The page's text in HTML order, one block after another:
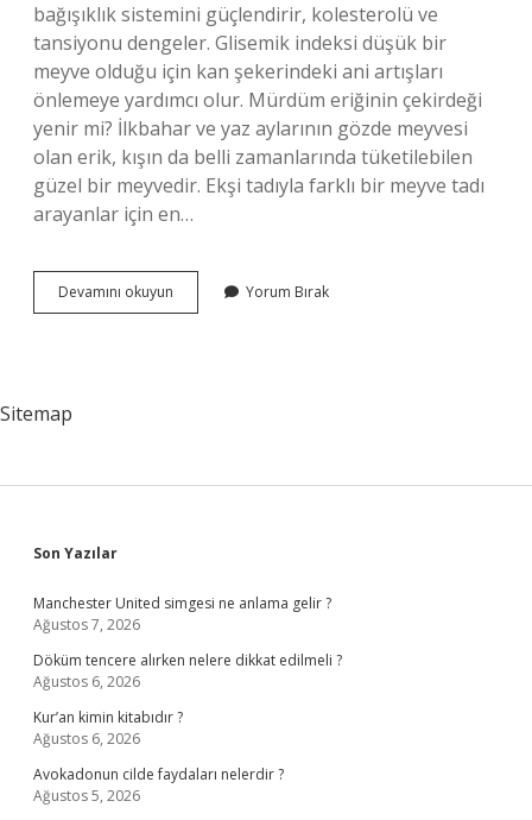
bağışıklık sistemini güçlendirir, kolesterolü ve
tansiyonu dengeler. Glisemik indeksi düşük bir
meyve olduğu için kan şekerindeki ani artışları
önlemeye yardımcı olur. Mürdüm eriğinin çekirdeği
yenir mi? İlkbahar ve yaz aylarının gözde meyvesi
olan erik, kışın da belli zamanlarında tüketilebilen
güzel bir meyvedir. Ekşi tadıyla farklı bir meyve tadı
arayanlar için en…
Devamını okuyun Mürdüm
Eriği
Yorum Bırak
Sitemap
Sidebar
Son Yazılar
Manchester United simgesi ne anlama gelir ?
Ağustos 7, 2026
Döküm tencere alırken nelere dikkat edilmeli ?
Ağustos 6, 2026
Kur’an kimin kitabıdır ?
Ağustos 6, 2026
Avokadonun cilde faydaları nelerdir ?
Ağustos 5, 2026